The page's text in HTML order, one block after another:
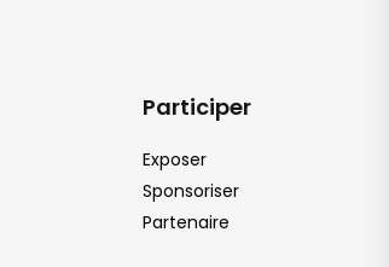
Participer
Exposer
Sponsoriser
Partenaire